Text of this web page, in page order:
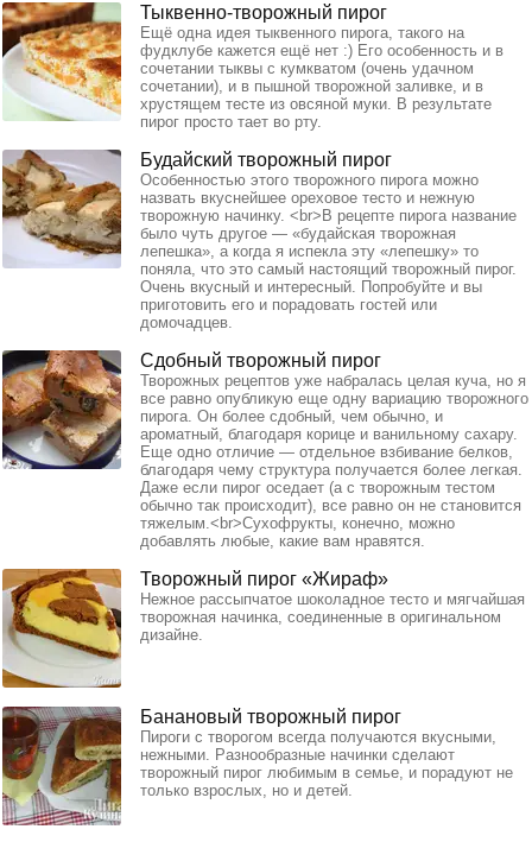
Тыквенно-творожный пирог
Ещё одна идея тыквенного пирога, такого на
фудклубе кажется ещё нет :) Его особенность и в
сочетании тыквы с кумкватом (очень удачном
сочетании), и в пышной творожной заливке, и в
хрустящем тесте из овсяной муки. В результате
пирог просто тает во рту.
Будайский творожный пирог
Особенностью этого творожного пирога можно
назвать вкуснейшее ореховое тесто и нежную
творожную начинку. <br>В рецепте пирога название
было чуть другое — «будайская творожная
лепешка», а когда я испекла эту «лепешку» то
поняла, что это самый настоящий творожный пирог.
Очень вкусный и интересный. Попробуйте и вы
приготовить его и порадовать гостей или
домочадцев.
Сдобный творожный пирог
Творожных рецептов уже набралась целая куча, но я
все равно опубликую еще одну вариацию творожного
пирога. Он более сдобный, чем обычно, и
ароматный, благодаря корице и ванильному сахару.
Еще одно отличие — отдельное взбивание белков,
благодаря чему структура получается более легкая.
Даже если пирог оседает (а c творожным тестом
обычно так происходит), все равно он не становится
тяжелым.<br>Сухофрукты, конечно, можно
добавлять любые, какие вам нравятся.
Творожный пирог «Жираф»
Нежное рассыпчатое шоколадное тесто и мягчайшая
творожная начинка, соединенные в оригинальном
дизайне.
Банановый творожный пирог
Пироги с творогом всегда получаются вкусными,
нежными. Разнообразные начинки сделают
творожный пирог любимым в семье, и порадуют не
только взрослых, но и детей.